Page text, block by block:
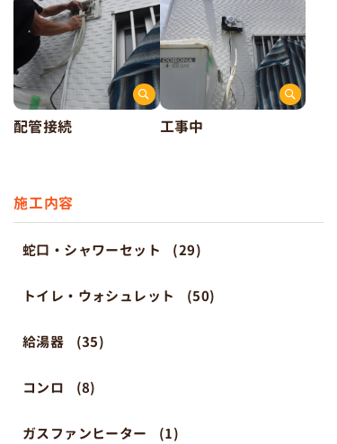
配管接続 工事中
施工内容
蛇口・シャワーセット (29)
トイレ・ウォシュレット (50)
給湯器 (35)
コンロ (8)
ガスファンヒーター (1)